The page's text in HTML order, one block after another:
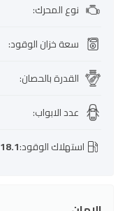
نوع المحرك:
سعة خزان الوقود:
القدرة بالحصان:
عدد الابواب:
استهلاك الوقود:18.1